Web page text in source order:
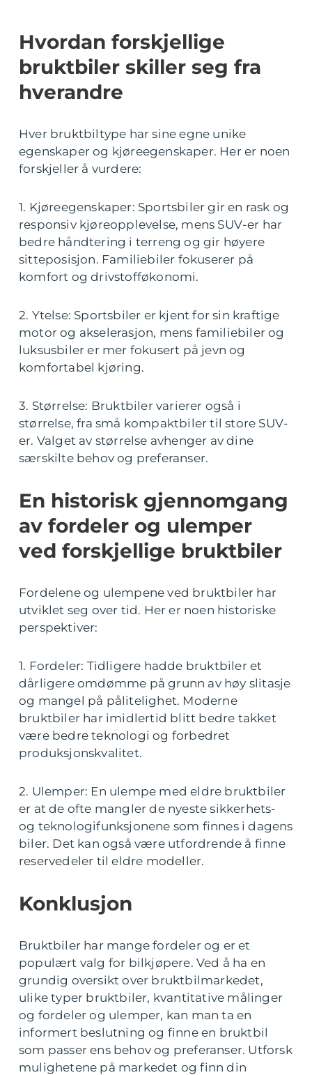
Hvordan forskjellige
bruktbiler skiller seg fra
hverandre
Hver bruktbiltype har sine egne unike
egenskaper og kjøreegenskaper. Her er noen
forskjeller å vurdere:
1. Kjøreegenskaper: Sportsbiler gir en rask og
responsiv kjøreopplevelse, mens SUV-er har
bedre håndtering i terreng og gir høyere
sitteposisjon. Familiebiler fokuserer på
komfort og drivstofføkonomi.
2. Ytelse: Sportsbiler er kjent for sin kraftige
motor og akselerasjon, mens familiebiler og
luksusbiler er mer fokusert på jevn og
komfortabel kjøring.
3. Størrelse: Bruktbiler varierer også i
størrelse, fra små kompaktbiler til store SUV-
er. Valget av størrelse avhenger av dine
særskilte behov og preferanser.
En historisk gjennomgang
av fordeler og ulemper
ved forskjellige bruktbiler
Fordelene og ulempene ved bruktbiler har
utviklet seg over tid. Her er noen historiske
perspektiver:
1. Fordeler: Tidligere hadde bruktbiler et
dårligere omdømme på grunn av høy slitasje
og mangel på pålitelighet. Moderne
bruktbiler har imidlertid blitt bedre takket
være bedre teknologi og forbedret
produksjonskvalitet.
2. Ulemper: En ulempe med eldre bruktbiler
er at de ofte mangler de nyeste sikkerhets-
og teknologifunksjonene som finnes i dagens
biler. Det kan også være utfordrende å finne
reservedeler til eldre modeller.
Konklusjon
Bruktbiler har mange fordeler og er et
populært valg for bilkjøpere. Ved å ha en
grundig oversikt over bruktbilmarkedet,
ulike typer bruktbiler, kvantitative målinger
og fordeler og ulemper, kan man ta en
informert beslutning og finne en bruktbil
som passer ens behov og preferanser. Utforsk
mulighetene på markedet og finn din